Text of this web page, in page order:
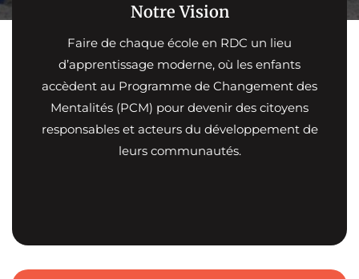
Notre Vision
Faire de chaque école en RDC un lieu
d’apprentissage moderne, où les enfants
accèdent au Programme de Changement des
Mentalités (PCM) pour devenir des citoyens
responsables et acteurs du développement de
leurs communautés.